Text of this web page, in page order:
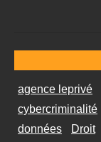
agence leprivé
cybercriminalité
données
Droit